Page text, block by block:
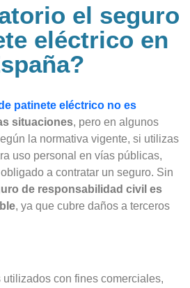
el seguro
eléctrico en
patinete eléctrico no es
situaciones, pero en algunos
la normativa vigente, si utilizas
uso personal en vías públicas,
a contratar un seguro. Sin
de responsabilidad civil es
, ya que cubre daños a terceros
con fines comerciales,